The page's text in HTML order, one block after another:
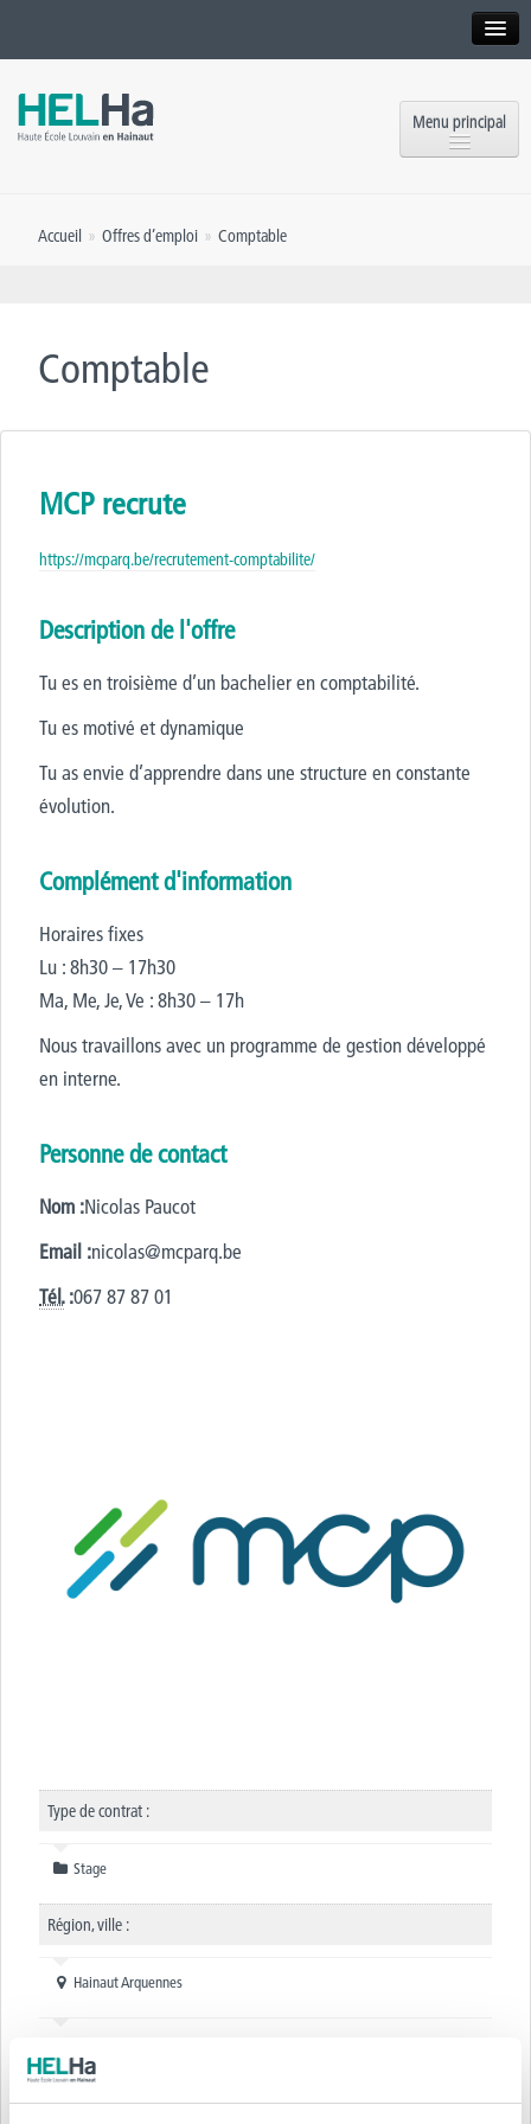
Formation continue et Recherche
Menu principal
Implantations
Rencontrez-nous
Accueil » Offres d’emploi » Comptable
Comptable
MCP recrute
https://mcparq.be/recrutement-comptabilite/
Description de l'offre
Tu es en troisième d’un bachelier en comptabilité.
Tu es motivé et dynamique
Tu as envie d’apprendre dans une structure en constante
évolution.
Complément d'information
Horaires fixes
Lu : 8h30 – 17h30
Ma, Me, Je, Ve : 8h30 – 17h
Nous travaillons avec un programme de gestion développé
en interne.
Personne de contact
Nom :Nicolas Paucot
Email :nicolas@mcparq.be
Tél.:067 87 87 01
Type de contrat :
Stage
Région, ville :
Hainaut Arquennes
Annexe :